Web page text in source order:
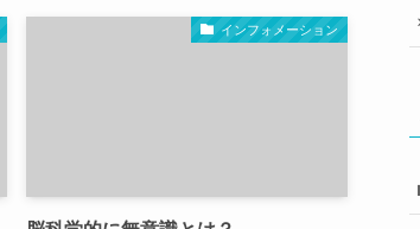
インフォメーション